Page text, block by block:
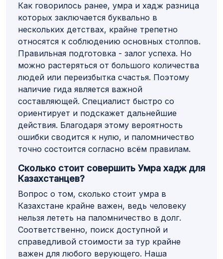
Как говорилось ранее, умра и хадж разница
которых заключается буквально в
нескольких детствах, крайне трепетно
относятся к соблюдению основных столпов.
Правильная подготовка - залог успеха. Но
можно растеряться от большого количества
людей или переизбытка счастья. Поэтому
наличие гида является важной
составляющей. Специалист быстро со
ориентирует и подскажет дальнейшие
действия. Благодаря этому вероятность
ошибки сводится к нулю, и паломничество
точно состоится согласно всём правилам.
Сколько стоит совершить Умра хадж для
Казахстанцев?
Вопрос о том, сколько стоит умра в
Казахстане крайне важен, ведь человеку
нельзя лететь на паломничество в долг.
Соответственно, поиск доступной и
справедливой стоимости за тур крайне
важен для любого верующего. Наша